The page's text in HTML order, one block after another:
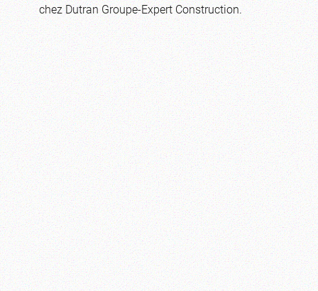
chez Dutran Groupe-Expert Construction.